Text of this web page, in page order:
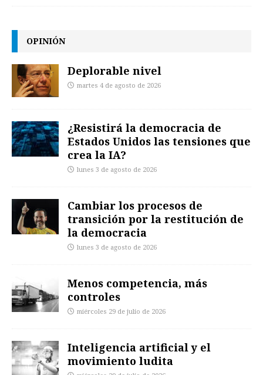
OPINIÓN
Deplorable nivel
martes 4 de agosto de 2026
¿Resistirá la democracia de
Estados Unidos las tensiones que
crea la IA?
lunes 3 de agosto de 2026
Cambiar los procesos de
transición por la restitución de
la democracia
lunes 3 de agosto de 2026
Menos competencia, más
controles
miércoles 29 de julio de 2026
Inteligencia artificial y el
movimiento ludita